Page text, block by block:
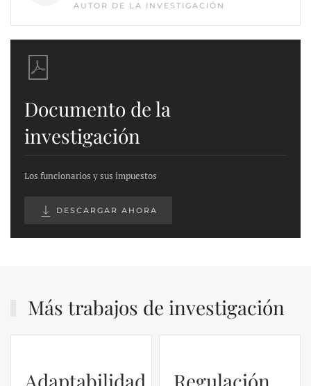
AUTOR DE LA INVESTIGACIÓN
Documento de la
investigación
Los funcionarios y sus impuestos
DESCARGAR AHORA
Más trabajos de investigación